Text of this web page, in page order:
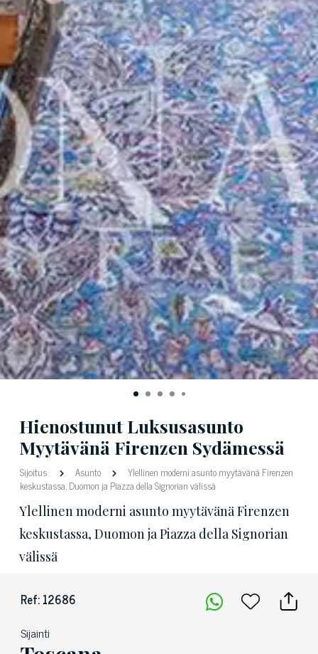
Hienostunut Luksusasunto
Myytävänä Firenzen Sydämessä
Sijoitus Asunto
Ylellinen moderni asunto myytävänä Firenzen
keskustassa, Duomon ja Piazza della Signorian välissä
Ylellinen moderni asunto myytävänä Firenzen
keskustassa, Duomon ja Piazza della Signorian
välissä
Ref: 12686
Sijainti